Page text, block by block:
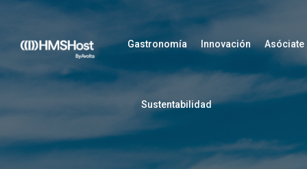
Gastronomía Innovación Asóciate
Sustentabilidad